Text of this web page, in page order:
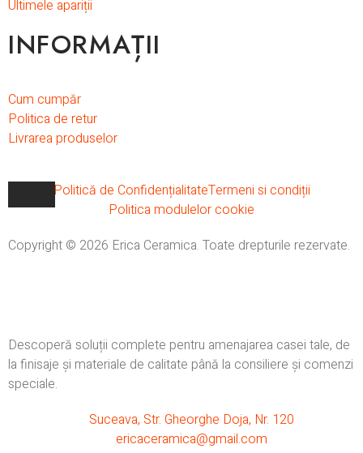
Ultimele apariții
INFORMAȚII
Cum cumpăr
Politica de retur
Livrarea produselor
Politică de ConfidențialitateTermeni si condiții
Politica modulelor cookie
Copyright © 2026 Erica Ceramica. Toate drepturile rezervate.
Descoperă soluții complete pentru amenajarea casei tale, de
la finisaje și materiale de calitate până la consiliere și comenzi
speciale.
Suceava, Str. Gheorghe Doja, Nr. 120
ericaceramica@gmail.com